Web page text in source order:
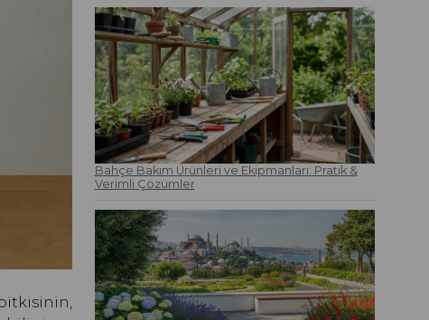
Bahçe Bakım Ürünleri ve Ekipmanları: Pratik &
Verimli Çözümler